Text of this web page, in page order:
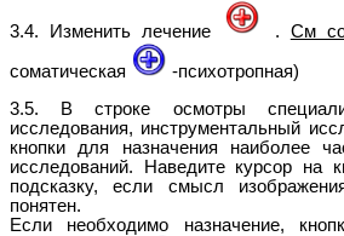
3.4. Изменить лечение . См
соматическая
-психотропная)
3.5. В строке осмотры
исследования, инструментальный
кнопки для назначения наиболее
исследований. Наведите курсор на
подсказку, если смысл
понятен.
Если необходимо назначение,